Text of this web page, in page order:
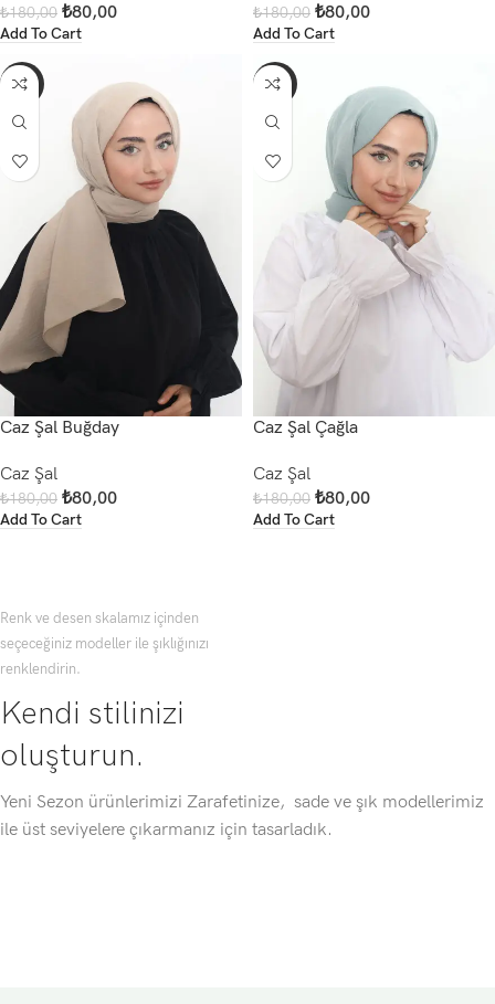
₺180,00 ₺80,00
Add To Cart
₺180,00 ₺80,00
Add To Cart
-56%
Caz Şal Buğday
Caz Şal
₺180,00 ₺80,00
Add To Cart
-56%
Caz Şal Çağla
Caz Şal
₺180,00 ₺80,00
Add To Cart
Renk ve desen skalamız içinden
seçeceğiniz modeller ile şıklığınızı
renklendirin.
Kendi stilinizi
oluşturun.
Yeni Sezon ürünlerimizi Zarafetinize, sade ve şık modellerimiz
ile üst seviyelere çıkarmanız için tasarladık.